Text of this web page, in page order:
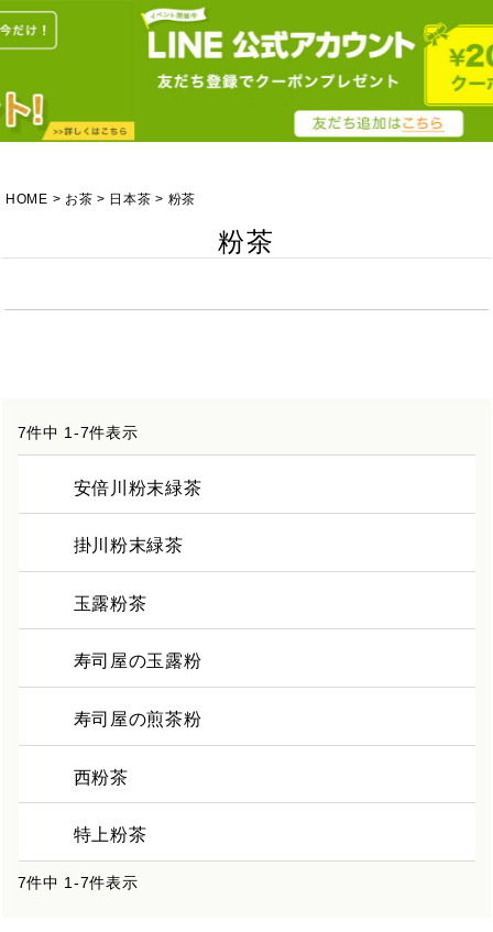
HOME お茶 日本茶 粉茶
粉茶
7件中 1-7件表示
安倍川粉末緑茶
掛川粉末緑茶
玉露粉茶
寿司屋の玉露粉
寿司屋の煎茶粉
西粉茶
特上粉茶
7件中 1-7件表示